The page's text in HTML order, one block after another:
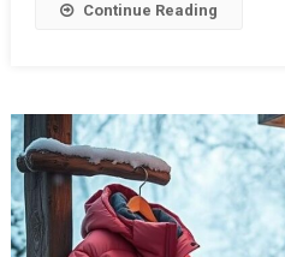
Continue Reading